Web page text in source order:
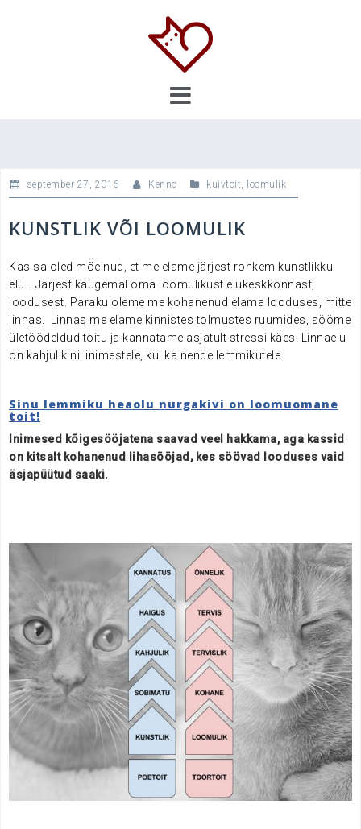
september 27, 2016 Kenno kuivtoit, loomulik
KUNSTLIK VÕI LOOMULIK
Kas sa oled mõelnud, et me elame järjest rohkem kunstlikku
elu… Järjest kaugemal oma loomulikust elukeskkonnast,
loodusest. Paraku oleme me kohanenud elama looduses, mitte
linnas. Linnas me elame kinnistes tolmustes ruumides, sööme
ületöödeldud toitu ja kannatame asjatult stressi käes. Linnaelu
on kahjulik nii inimestele, kui ka nende lemmikutele.
Sinu lemmiku heaolu nurgakivi on loomuomane
toit!
Inimesed kõigesööjatena saavad veel hakkama, aga kassid
on kitsalt kohanenud lihasööjad, kes söövad looduses vaid
äsjapüütud saaki.